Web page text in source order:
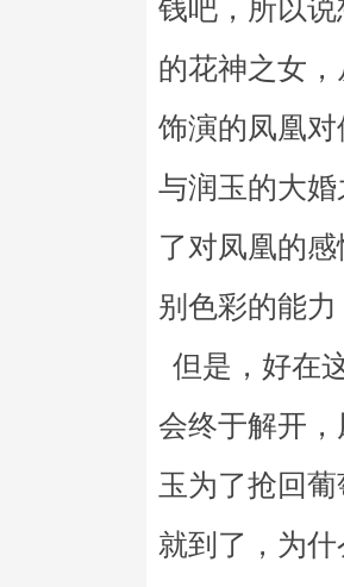
钱吧，所以
的花神之女
饰演的凤凰
与润玉的大
了对凤凰的
别色彩的能
但是，好在
会终于解开
玉为了抢回
就到了，为